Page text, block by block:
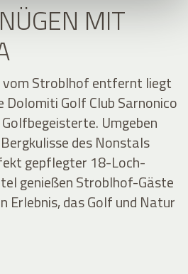
MIT
vom Stroblhof entfernt liegt
Dolomiti Golf Club Sarnonico
Umgeben
des Nonstals
gepflegter 18-Loch-
genießen Stroblhof-Gäste
Erlebnis, das Golf und Natur